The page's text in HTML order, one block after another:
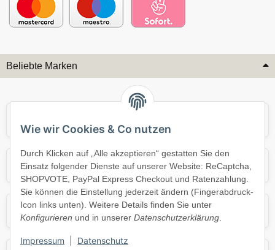
Wie wir Cookies & Co nutzen
Durch Klicken auf „Alle akzeptieren“ gestatten Sie den
Einsatz folgender Dienste auf unserer Website: ReCaptcha,
SHOPVOTE, PayPal Express Checkout und Ratenzahlung.
Sie können die Einstellung jederzeit ändern (Fingerabdruck-
Icon links unten). Weitere Details finden Sie unter
Konfigurieren und in unserer Datenschutzerklärung.
Impressum Datenschutz
Beliebte Marken
Mercedes Mini
Opel Porsche